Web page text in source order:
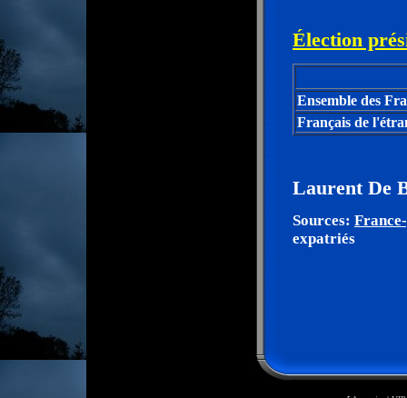
Élection
Ensemble des
Français de
Laurent De
Sources:
expatriés